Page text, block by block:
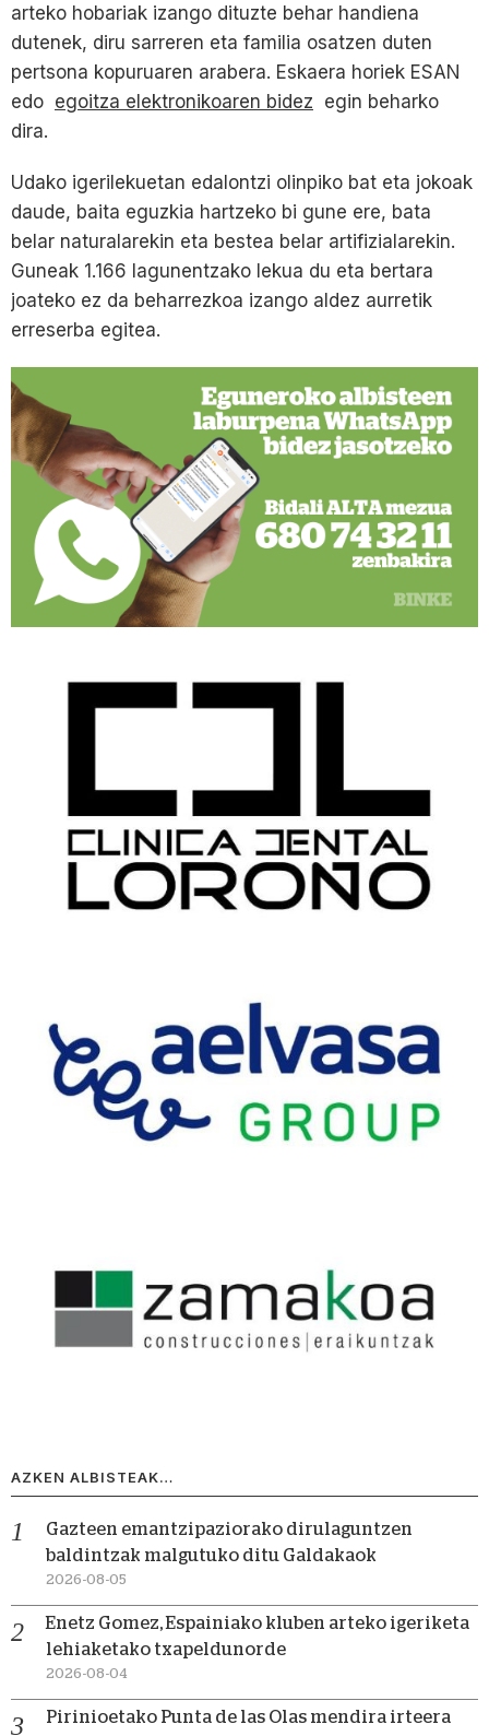
arteko hobariak izango dituzte behar handiena
dutenek, diru sarreren eta familia osatzen duten
pertsona kopuruaren arabera. Eskaera horiek ESAN
edo egoitza elektronikoaren bidez egin beharko
dira.
Udako igerilekuetan edalontzi olinpiko bat eta jokoak
daude, baita eguzkia hartzeko bi gune ere, bata
belar naturalarekin eta bestea belar artifizialarekin.
Guneak 1.166 lagunentzako lekua du eta bertara
joateko ez da beharrezkoa izango aldez aurretik
erreserba egitea.
AZKEN ALBISTEAK…
Gazteen emantzipaziorako dirulaguntzen
baldintzak malgutuko ditu Galdakaok
2026-08-05
Enetz Gomez, Espainiako kluben arteko igeriketa
lehiaketako txapeldunorde
2026-08-04
Pirinioetako Punta de las Olas mendira irteera